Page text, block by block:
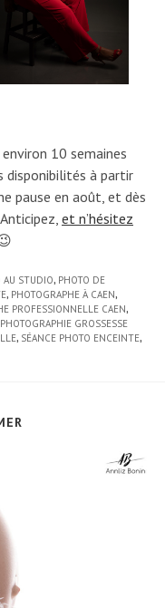
10 semaines
disponibilités à partir
pause en août, et dès
et n’hésitez
AU STUDIO, PHOTO DE
, PHOTOGRAPHE À CAEN,
PROFESSIONNELLE CAEN,
PHOTOGRAPHIE GROSSESSE
, SÉANCE PHOTO ENCEINTE,